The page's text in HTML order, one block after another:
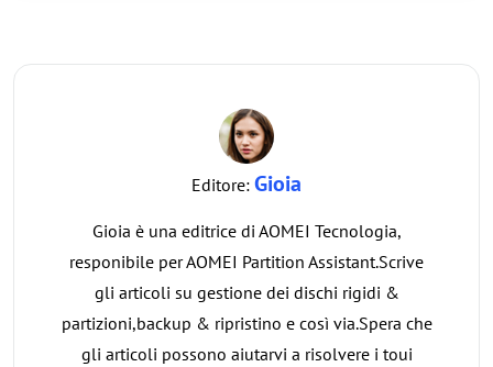
Editore: Gioia
Gioia è una editrice di AOMEI Tecnologia,
responibile per AOMEI Partition Assistant.Scrive
gli articoli su gestione dei dischi rigidi &
partizioni,backup & ripristino e così via.Spera che
gli articoli possono aiutarvi a risolvere i toui